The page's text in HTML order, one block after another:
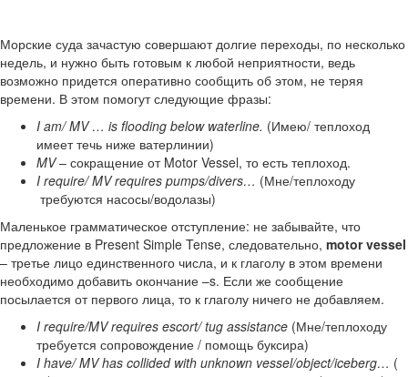
Морские суда зачастую совершают долгие переходы, по несколько
недель, и нужно быть готовым к любой неприятности, ведь
возможно придется оперативно сообщить об этом, не теряя
времени. В этом помогут следующие фразы:
I am/ MV … is flooding below waterline. (Имею/ теплоход
имеет течь ниже ватерлинии)
MV– сокращение от Motor Vessel, то есть теплоход.
I require/ MV requires pumps/divers… (Мне/теплоходу
требуются насосы/водолазы)
Маленькое грамматическое отступление: не забывайте, что
предложение в Present Simple Tense, следовательно, motor vessel
– третье лицо единственного числа, и к глаголу в этом времени
необходимо добавить окончание –s. Если же сообщение
посылается от первого лица, то к глаголу ничего не добавляем.
I require/MV requires escort/ tug assistance (Мне/теплоходу
требуется сопровождение / помощь буксира)
I have/ MV has collided with unknown vessel/object/iceberg… (